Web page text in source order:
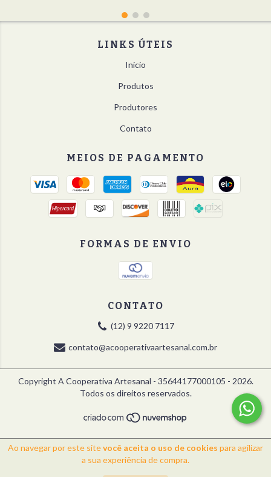
Ao navegar por este sitevocê aceita o uso de cookies para agilizar
a sua experiência de compra.
LINKS ÚTEIS
Início
Produtos
Produtores
Contato
MEIOS DE PAGAMENTO
FORMAS DE ENVIO
CONTATO
(12) 9 9220 7117
contato@acooperativaartesanal.com.br
Copyright A Cooperativa Artesanal - 35644177000105 - 2026.
Todos os direitos reservados.